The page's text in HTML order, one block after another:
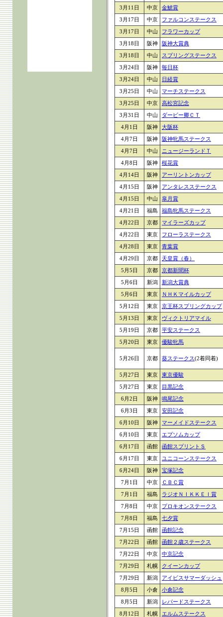
3月11日
中京
金鯱賞
3月17日
中京
ファルコンステークス
3月17日
中山
フラワーカップ
3月18日
阪神
阪神大賞典
3月18日
中山
スプリングステークス
3月24日
阪神
毎日杯
3月24日
中山
日経賞
3月25日
中山
マーチステークス
3月25日
中京
高松宮記念
3月31日
中山
ダービー卿ＣＴ
4月1日
阪神
大阪杯
4月7日
阪神
阪神牝馬ステークス
4月7日
中山
ニュージーランドＴ
4月8日
阪神
桜花賞
4月14日
阪神
アーリントンカップ
4月15日
阪神
アンタレスステークス
4月15日
中山
皐月賞
4月21日
福島
福島牝馬ステークス
4月22日
京都
マイラーズカップ
4月22日
東京
フローラステークス
4月28日
東京
青葉賞
4月29日
京都
天皇賞（春）
5月5日
京都
京都新聞杯
5月6日
新潟
新潟大賞典
5月6日
東京
ＮＨＫマイルカップ
5月12日
東京
京王杯スプリングカップ
5月13日
東京
ヴィクトリアマイル
5月19日
京都
平安ステークス
5月20日
東京 優駿牝馬
5月26日 京都 葵ステークス(2着同着)
5月27日 東京
東京優駿
5月27日
東京
目黒記念
6月2日
阪神
鳴尾記念
6月3日
東京
安田記念
6月10日
阪神
マーメイドステークス
6月10日
東京
エプソムカップ
6月17日
函館
函館スプリントＳ
6月17日
東京
ユニコーンステークス
6月24日
阪神
宝塚記念
7月1日
中京
ＣＢＣ賞
7月1日
福島
ラジオＮＩＫＫＥＩ賞
7月8日
中京
プロキオンステークス
7月8日
福島
七夕賞
7月15日
函館
函館記念
7月22日
函館
函館２歳ステークス
7月22日
中京
中京記念
7月29日
札幌
クイーンカップ
7月29日
新潟
アイビスサマーダッシュ
8月5日
小倉
小倉記念
8月5日
新潟
レパードステークス
8月12日
札幌
エルムステークス